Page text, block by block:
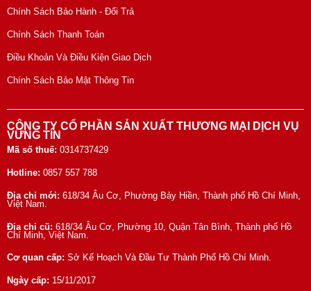
Chính Sách Bảo Hành - Đổi Trả
Chính Sách Thanh Toán
Điều Khoản Và Điều Kiện Giao Dịch
Chính Sách Bảo Mật Thông Tin
CÔNG TY CỔ PHẦN SẢN XUẤT THƯƠNG MẠI DỊCH VỤ
VỮNG TÍN
Mã số thuế: 0314737429
Hotline: 0857 557 788
Địa chỉ mới: 618/34 Âu Cơ, Phường Bảy Hiền, Thành phố Hồ Chí Minh,
Việt Nam.
Địa chỉ cũ: 618/34 Âu Cơ, Phường 10, Quận Tân Bình, Thành phố Hồ
Chí Minh, Việt Nam.
Cơ quan cấp: Sở Kế Hoạch Và Đầu Tư Thành Phố Hồ Chí Minh.
Ngày cấp: 15/11/2017